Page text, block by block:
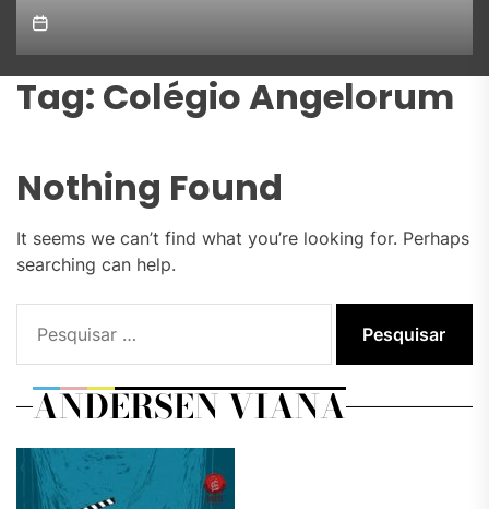
Tag: Colégio Angelorum
Nothing Found
It seems we can’t find what you’re looking for. Perhaps
searching can help.
por:
ANDERSEN VIANA